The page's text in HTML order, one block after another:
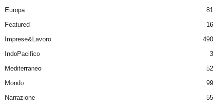
Europa
81
Featured
16
Imprese&Lavoro
490
IndoPacifico
3
Mediterraneo
52
Mondo
99
Narrazione
55